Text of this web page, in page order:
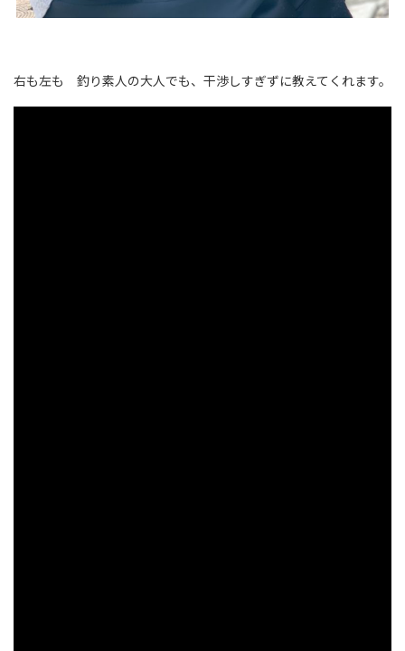
右も左も 釣り素人の大人でも、干渉しすぎずに教えてくれます。